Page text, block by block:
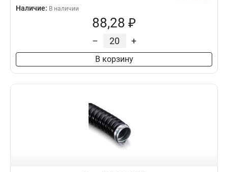
Наличие: В наличии
88,28 ₽
– +
В корзину